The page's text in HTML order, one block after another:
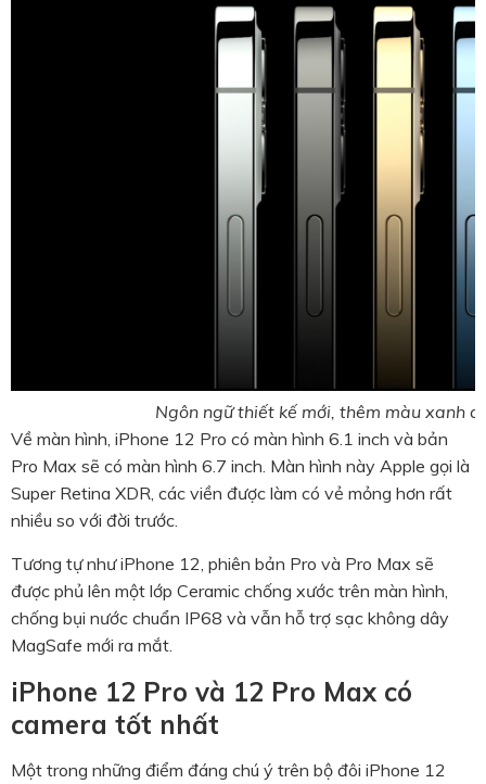
Ngôn ngữ thiết kế mới, thêm màu xanh
Về màn hình, iPhone 12 Pro có màn hình 6.1 inch và bản
Pro Max sẽ có màn hình 6.7 inch. Màn hình này Apple gọi là
Super Retina XDR, các viền được làm có vẻ mỏng hơn rất
nhiều so với đời trước.
Tương tự như iPhone 12, phiên bản Pro và Pro Max sẽ
được phủ lên một lớp Ceramic chống xước trên màn hình,
chống bụi nước chuẩn IP68 và vẫn hỗ trợ sạc không dây
MagSafe mới ra mắt.
iPhone 12 Pro và 12 Pro Max có
camera tốt nhất
Một trong những điểm đáng chú ý trên bộ đôi iPhone 12